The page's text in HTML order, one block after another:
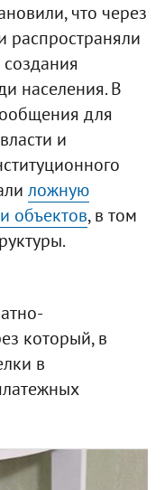
что через
населения. В
для
и
ложную
объектов, в том
который, в
в